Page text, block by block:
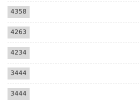
4358
4263
4234
3444
3444